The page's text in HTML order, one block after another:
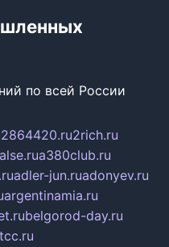
по всей России
2864420.ru2rich.ru
a380club.ru
adler-jun.ruadonyev.ru
argentinamia.ru
belgorod-day.ru